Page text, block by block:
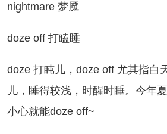
梦魇
off 打瞌睡
打盹儿，doze off 尤其指白
儿，睡得较浅，时醒时睡。今年
小心就能doze off~